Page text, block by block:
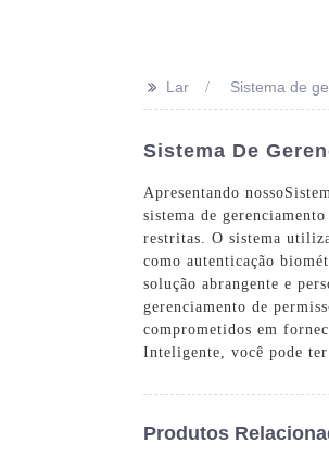
>> Lar Sistema de
Sistema De
Apresentando nosso
sistema de
restritas. O sistema
como autenticação
solução abrangente e
gerenciamento de
comprometidos em
Inteligente, você pode ter
Produtos